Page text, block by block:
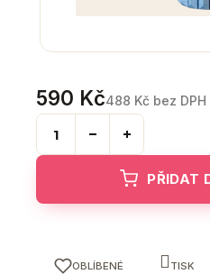
590 Kč488 Kč bez DPH
PŘIDAT
OBLÍBENÉ TISK